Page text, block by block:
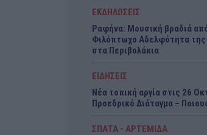
ΕΚΔΗΛΩΣΕΙΣ
Ραφήνα: Μουσική βραδιά
Φιλόπτωχο Αδελφότητα
στα Περιβολάκια
ΕΙΔΗΣΕΙΣ
Νέα τοπική αργία στις 26
Προεδρικό Διάταγμα –
ΣΠΑΤΑ - ΑΡΤΕΜΙΔΑ